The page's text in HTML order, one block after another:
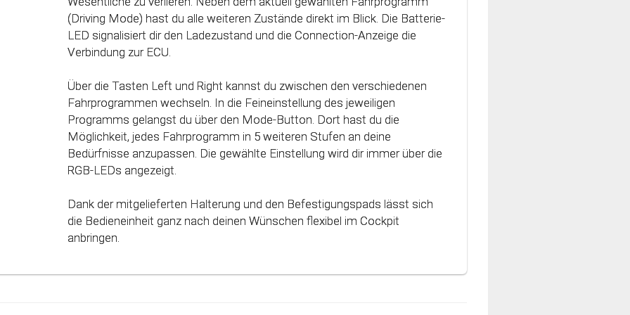
(Driving Mode) hast du alle weiteren Zustände direkt im Blick. Die Batterie-
LED signalisiert dir den Ladezustand und die Connection-Anzeige die
Verbindung zur ECU.
Über die Tasten Left und Right kannst du zwischen den verschiedenen
Fahrprogrammen wechseln. In die Feineinstellung des jeweiligen
Programms gelangst du über den Mode-Button. Dort hast du die
Möglichkeit, jedes Fahrprogramm in 5 weiteren Stufen an deine
Bedürfnisse anzupassen. Die gewählte Einstellung wird dir immer über die
RGB-LEDs angezeigt.
Dank der mitgelieferten Halterung und den Befestigungspads lässt sich
die Bedieneinheit ganz nach deinen Wünschen flexibel im Cockpit
anbringen.
einzelnen Fahrmodi (Fahrprogramme) automatisch an die Charakteristik
des Gaspedals angepasst. Mit Hilfe dieser innovativen Technologie
werden alle Potenziale deines Fahrzeuges erkannt und können optimal